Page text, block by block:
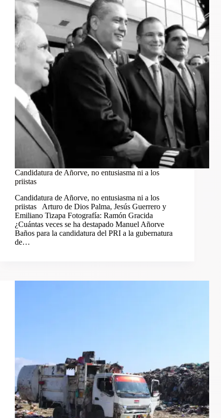
Candidatura de Añorve, no entusiasma ni a los
priistas
Candidatura de Añorve, no entusiasma ni a los
priistas Arturo de Dios Palma, Jesús Guerrero y
Emiliano Tizapa Fotografía: Ramón Gracida
¿Cuántas veces se ha destapado Manuel Añorve
Baños para la candidatura del PRI a la gubernatura
de…